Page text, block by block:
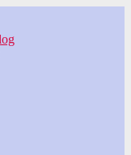
strandsegler.net